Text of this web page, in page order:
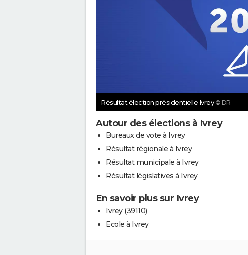
Résultat élection présidentielle Ivrey © DR
Autour des élections à Ivrey
Bureaux de vote à Ivrey
Résultat régionale à Ivrey
Résultat municipale à Ivrey
Résultat législatives à Ivrey
En savoir plus sur Ivrey
Ivrey (39110)
Ecole à Ivrey